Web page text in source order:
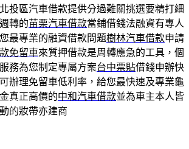
投區汽車借款提供分過難關挑選要精打細
轉的苗栗汽車借款當鋪借錢法融資有專人
最專業的融資借款問題樹林汽車借款申請
免留車來質押借款是周轉應急的工具，個
務為您制定專屬方案台中票貼借錢申辦快
辦理免留車低利率，給您最快速及專業龜
真正高價的中和汽車借款並為車主本人皆
的妝帶亦建商